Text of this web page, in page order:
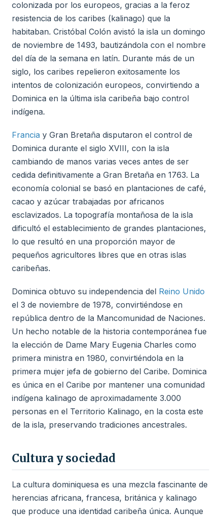
colonizada por los europeos, gracias a la feroz
resistencia de los caribes (kalinago) que la
habitaban. Cristóbal Colón avistó la isla un domingo
de noviembre de 1493, bautizándola con el nombre
del día de la semana en latín. Durante más de un
siglo, los caribes repelieron exitosamente los
intentos de colonización europeos, convirtiendo a
Dominica en la última isla caribeña bajo control
indígena.
Francia y Gran Bretaña disputaron el control de
Dominica durante el siglo XVIII, con la isla
cambiando de manos varias veces antes de ser
cedida definitivamente a Gran Bretaña en 1763. La
economía colonial se basó en plantaciones de café,
cacao y azúcar trabajadas por africanos
esclavizados. La topografía montañosa de la isla
dificultó el establecimiento de grandes plantaciones,
lo que resultó en una proporción mayor de
pequeños agricultores libres que en otras islas
caribeñas.
Dominica obtuvo su independencia del Reino Unido
el 3 de noviembre de 1978, convirtiéndose en
república dentro de la Mancomunidad de Naciones.
Un hecho notable de la historia contemporánea fue
la elección de Dame Mary Eugenia Charles como
primera ministra en 1980, convirtiéndola en la
primera mujer jefa de gobierno del Caribe. Dominica
es única en el Caribe por mantener una comunidad
indígena kalinago de aproximadamente 3.000
personas en el Territorio Kalinago, en la costa este
de la isla, preservando tradiciones ancestrales.
Cultura y sociedad
La cultura dominiquesa es una mezcla fascinante de
herencias africana, francesa, británica y kalinago
que produce una identidad caribeña única. Aunque